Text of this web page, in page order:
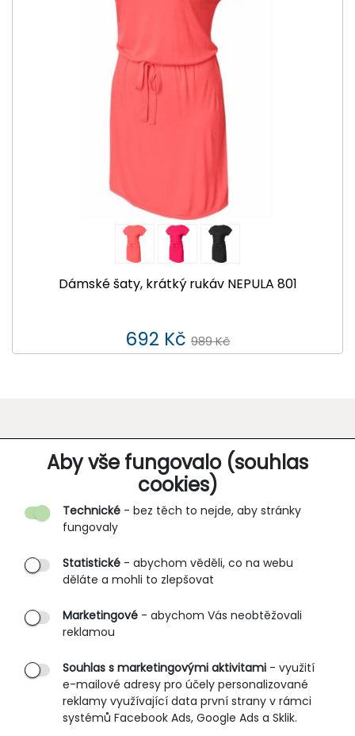
Aby vše fungovalo (souhlas
cookies)
Technické - bez těch to nejde, aby stránky
fungovaly
Statistické - abychom věděli, co na webu
děláte a mohli to zlepšovat
Marketingové - abychom Vás neobtěžovali
reklamou
Souhlas s marketingovými aktivitami - využití
e-mailové adresy pro účely personalizované
reklamy využívající data první strany v rámci
systémů Facebook Ads, Google Ads a Sklik.
Dámské šaty, krátký rukáv NEPULA 801
692 Kč 989 Kč
O SPOLEČNOSTI
O nás
Partnerské prodejny
B2B vstup
PRŮVODCE NAKUPOVÁNÍM
Obchodní podmínky
Rozměrové tabulky
Způsoby doručení
Ochrana osobních údajů